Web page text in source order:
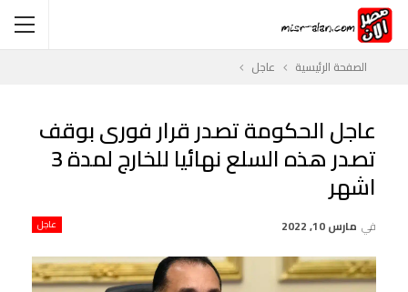
الصفحة الرئيسية عاجل
عاجل الحكومة تصدر قرار فورى بوقف
تصدر هذه السلع نهائيا للخارج لمدة 3
اشهر
عاجل في مارس 10, 2022